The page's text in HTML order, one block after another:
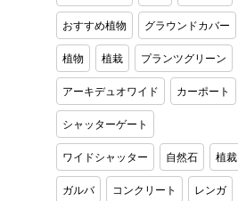
おすすめ植物 グラウンドカバー
植物 植栽 プランツグリーン
アーキデュオワイド カーポート
シャッターゲート
ワイドシャッター 自然石 植裁
ガルバ コンクリート レンガ